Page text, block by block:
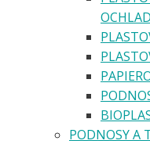
PODNOSY A